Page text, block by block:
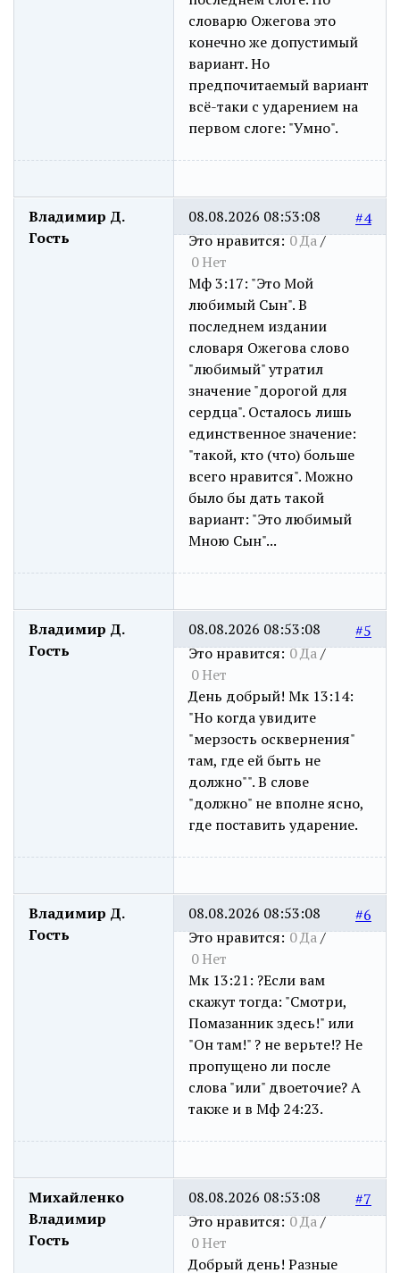
словарю Ожегова это
конечно же допустимый
вариант. Но
предпочитаемый вариант
всё-таки с ударением на
первом слоге: "Умно".
Владимир Д.
Гость
#4
Это нравится: 0Да/
0Нет
08.08.2026 08:53:08
Мф 3:17: "Это Мой
любимый Сын". В
последнем издании
словаря Ожегова слово
"любимый" утратил
значение "дорогой для
сердца". Осталось лишь
единственное значение:
"такой, кто (что) больше
всего нравится". Можно
было бы дать такой
вариант: "Это любимый
Мною Сын"...
Владимир Д.
Гость
#5
Это нравится: 0Да/
0Нет
08.08.2026 08:53:08
День добрый! Мк 13:14:
"Но когда увидите
"мерзость осквернения"
там, где ей быть не
должно"". В слове
"должно" не вполне ясно,
где поставить ударение.
Владимир Д.
Гость
#6
Это нравится: 0Да/
0Нет
08.08.2026 08:53:08
Мк 13:21: ?Если вам
скажут тогда: "Смотри,
Помазанник здесь!" или
"Он там!" ? не верьте!? Не
пропущено ли после
слова "или" двоеточие? А
также и в Мф 24:23.
Михайленко
Владимир
Гость
#7
Это нравится: 0Да/
0Нет
08.08.2026 08:53:08
Добрый день! Разные